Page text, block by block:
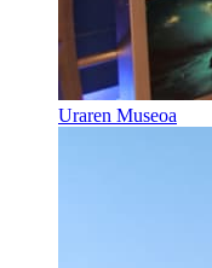
Uraren Museoa